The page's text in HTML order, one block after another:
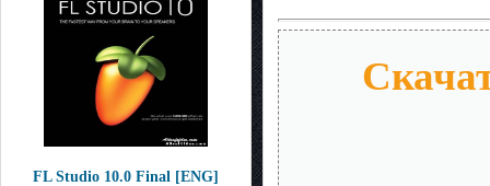
FL Studio 10.0 Final [ENG]